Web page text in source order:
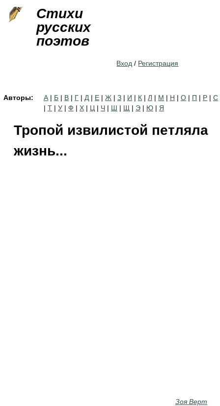
Стихи
русских
поэтов
Вход / Регистрация
Авторы: А | Б | В | Г | Д | Е | Ж | З | И | К | Л | М | Н | О | П | Р | С
| Т | У | Ф | Х | Ц | Ч | Ш | Щ | Э | Ю | Я
Тропой извилистой петляла
жизнь...
Зоя Верт